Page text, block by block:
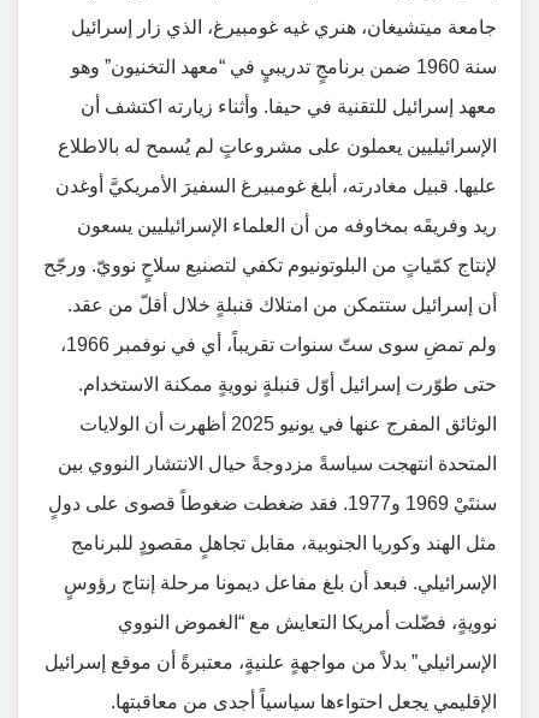
جامعة ميتشيغان، هنري غيه غومبيرغ، الذي زار إسرائيل
سنة 1960 ضمن برنامجٍ تدريبيٍ في “معهد التخنيون” وهو
معهد إسرائيل للتقنية في حيفا. وأثناء زيارته اكتشف أن
الإسرائيليين يعملون على مشروعاتٍ لم يُسمح له بالاطلاع
عليها. قبيل مغادرته، أبلغ غومبيرغ السفيرَ الأمريكيَّ أوغدن
ريد وفريقَه بمخاوفه من أن العلماء الإسرائيليين يسعون
لإنتاج كمّياتٍ من البلوتونيوم تكفي لتصنيع سلاحٍ نوويّ. ورجّح
أن إسرائيل ستتمكن من امتلاك قنبلةٍ خلال أقلّ من عقد.
ولم تمضِ سوى ستّ سنوات تقريباً، أي في نوفمبر 1966،
حتى طوّرت إسرائيل أوّل قنبلةٍ نوويةٍ ممكنة الاستخدام.
الوثائق المفرج عنها في يونيو 2025 أظهرت أن الولايات
المتحدة انتهجت سياسةً مزدوجةً حيال الانتشار النووي بين
سنتَيْ 1969 و1977. فقد ضغطت ضغوطاً قصوى على دولٍ
مثل الهند وكوريا الجنوبية، مقابل تجاهلٍ مقصودٍ للبرنامج
الإسرائيلي. فبعد أن بلغ مفاعل ديمونا مرحلة إنتاج رؤوسٍ
نوويةٍ، فضّلت أمريكا التعايش مع “الغموض النووي
الإسرائيلي” بدلاً من مواجهةٍ علنيةٍ، معتبرةً أن موقع إسرائيل
الإقليمي يجعل احتواءها سياسياً أجدى من معاقبتها.